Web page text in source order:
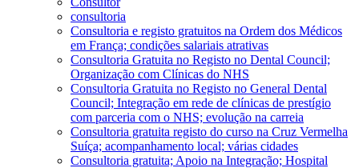
consultoria
Consultoria e registo gratuitos na Ordem dos Médicos
em França; condições salariais atrativas
Consultoria Gratuita no Registo no Dental Council;
Organização com Clínicas do NHS
Consultoria Gratuita no Registo no General Dental
Council; Integração em rede de clínicas de prestígio
com parceria com o NHS; evolução na carreia
Consultoria gratuita registo do curso na Cruz Vermelha
Suíça; acompanhamento local; várias cidades
Consultoria gratuita; Apoio na Integração; Hospital